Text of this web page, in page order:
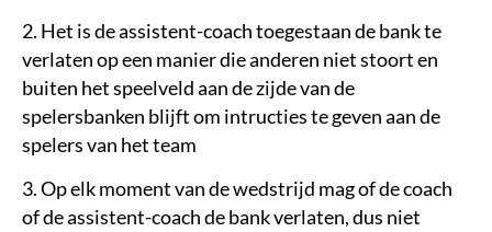
2. Het is de assistent-coach toegestaan de bank te
verlaten op een manier die anderen niet stoort en
buiten het speelveld aan de zijde van de
spelersbanken blijft om intructies te geven aan de
spelers van het team
3. Op elk moment van de wedstrijd mag of de coach
of de assistent-coach de bank verlaten, dus niet